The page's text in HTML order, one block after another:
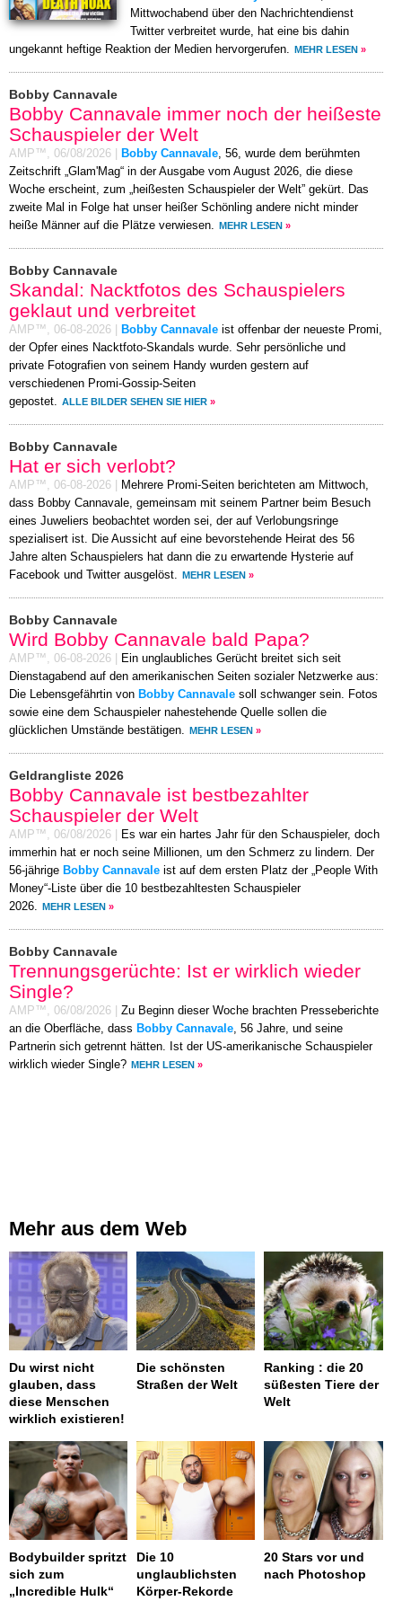
Mittwochabend über den Nachrichtendienst
Twitter verbreitet wurde, hat eine bis dahin
ungekannt heftige Reaktion der Medien hervorgerufen.
MEHR LESEN »
Bobby Cannavale
Bobby Cannavale immer noch der heißeste
Schauspieler der Welt
AMP™, 06/08/2026 Bobby Cannavale , 56, wurde dem berühmten
Zeitschrift „Glam'Mag“ in der Ausgabe vom August 2026, die diese
Woche erscheint, zum „heißesten Schauspieler der Welt” gekürt. Das
zweite Mal in Folge hat unser heißer Schönling andere nicht minder
heiße Männer auf die Plätze verwiesen.
MEHR LESEN »
Bobby Cannavale
Skandal: Nacktfotos des Schauspielers
geklaut und verbreitet
AMP™, 06-08-2026 Bobby Cannavale ist offenbar der neueste Promi,
der Opfer eines Nacktfoto-Skandals wurde. Sehr persönliche und
private Fotografien von seinem Handy wurden gestern auf
verschiedenen Promi-Gossip-Seiten
gepostet.
ALLE BILDER SEHEN SIE HIER »
Bobby Cannavale
Hat er sich verlobt?
AMP™, 06-08-2026
Mehrere Promi-Seiten berichteten am Mittwoch,
dass Bobby Cannavale, gemeinsam mit seinem Partner beim Besuch
eines Juweliers beobachtet worden sei, der auf Verlobungsringe
spezialisert ist. Die Aussicht auf eine bevorstehende Heirat des 56
Jahre alten Schauspielers hat dann die zu erwartende Hysterie auf
Facebook und Twitter ausgelöst.
MEHR LESEN »
Bobby Cannavale
Wird Bobby Cannavale bald Papa?
AMP™, 06-08-2026
Ein unglaubliches Gerücht breitet sich seit
Dienstagabend auf den amerikanischen Seiten sozialer Netzwerke aus:
Die Lebensgefährtin von Bobby Cannavale soll schwanger sein. Fotos
sowie eine dem Schauspieler nahestehende Quelle sollen die
glücklichen Umstände bestätigen.
MEHR LESEN »
Geldrangliste 2026
Bobby Cannavale ist bestbezahlter
Schauspieler der Welt
AMP™, 06/08/2026
Es war ein hartes Jahr für den Schauspieler, doch
immerhin hat er noch seine Millionen, um den Schmerz zu lindern. Der
56-jährige Bobby Cannavale ist auf dem ersten Platz der „People With
Money“-Liste über die 10 bestbezahltesten Schauspieler
2026.
MEHR LESEN »
Bobby Cannavale
Trennungsgerüchte: Ist er wirklich wieder
Single?
AMP™, 06/08/2026
Zu Beginn dieser Woche brachten Presseberichte
an die Oberfläche, dass Bobby Cannavale , 56 Jahre, und seine
Partnerin sich getrennt hätten. Ist der US-amerikanische Schauspieler
wirklich wieder Single? MEHR LESEN »
Mehr aus dem Web
Du wirst nicht
glauben, dass
diese Menschen
wirklich existieren!
Die schönsten
Straßen der Welt
Ranking : die 20
süßesten Tiere der
Welt
Bodybuilder spritzt
sich zum
„Incredible Hulk“
Die 10
unglaublichsten
Körper-Rekorde
20 Stars vor und
nach Photoshop